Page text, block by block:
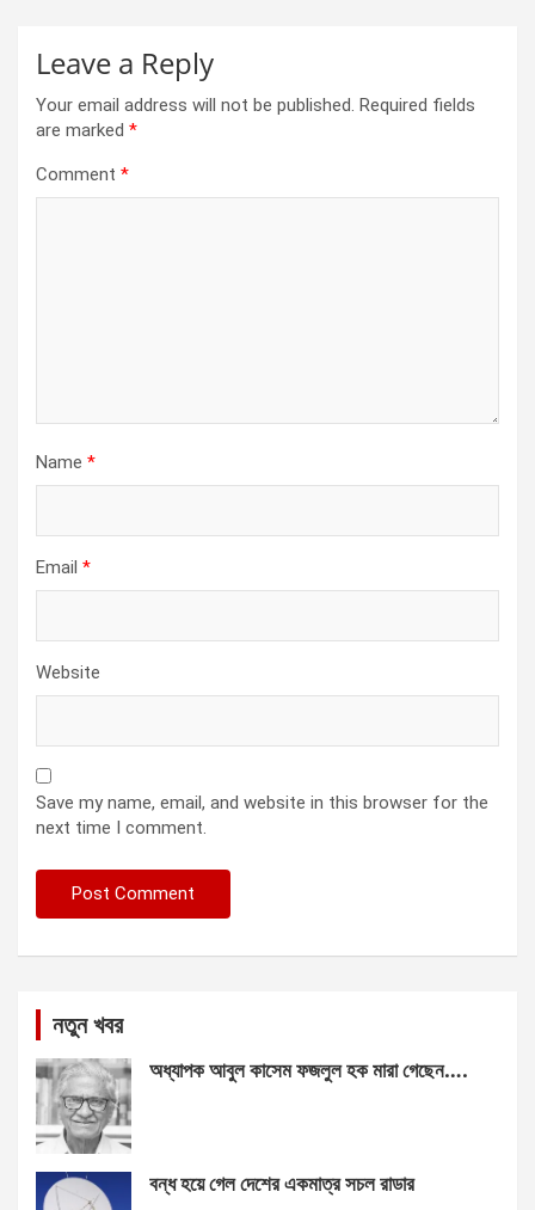
Leave a Reply
Your email address will not be published. Required fields
are marked *
Comment *
Name *
Email *
Website
Save my name, email, and website in this browser for the
next time I comment.
নতুন খবর
অধ্যাপক আবুল কাসেম ফজলুল হক মারা গেছেন….
বন্ধ হয়ে গেল দেশের একমাত্র সচল রাডার